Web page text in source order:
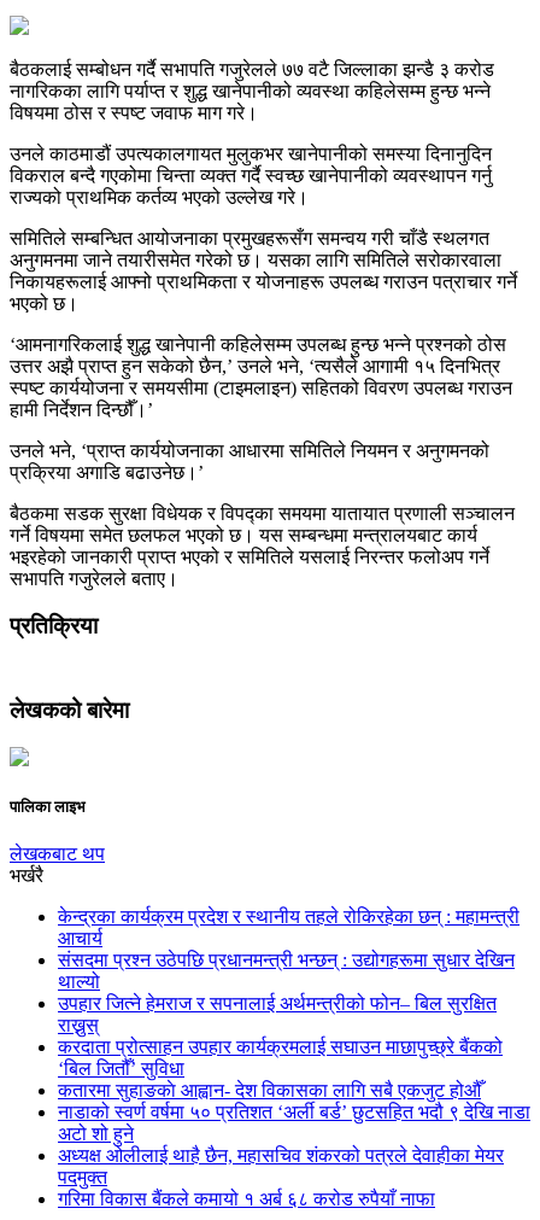
बैठकलाई सम्बोधन गर्दै सभापति गजुरेलले ७७ वटै जिल्लाका झन्डै ३ करोड
नागरिकका लागि पर्याप्त र शुद्ध खानेपानीको व्यवस्था कहिलेसम्म हुन्छ भन्ने
विषयमा ठोस र स्पष्ट जवाफ माग गरे।
उनले काठमाडौं उपत्यकालगायत मुलुकभर खानेपानीको समस्या दिनानुदिन
विकराल बन्दै गएकोमा चिन्ता व्यक्त गर्दै स्वच्छ खानेपानीको व्यवस्थापन गर्नु
राज्यको प्राथमिक कर्तव्य भएको उल्लेख गरे।
समितिले सम्बन्धित आयोजनाका प्रमुखहरूसँग समन्वय गरी चाँडै स्थलगत
अनुगमनमा जाने तयारीसमेत गरेको छ। यसका लागि समितिले सरोकारवाला
निकायहरूलाई आफ्नो प्राथमिकता र योजनाहरू उपलब्ध गराउन पत्राचार गर्ने
भएको छ।
‘आमनागरिकलाई शुद्ध खानेपानी कहिलेसम्म उपलब्ध हुन्छ भन्ने प्रश्नको ठोस
उत्तर अझै प्राप्त हुन सकेको छैन,’ उनले भने, ‘त्यसैले आगामी १५ दिनभित्र
स्पष्ट कार्ययोजना र समयसीमा (टाइमलाइन) सहितको विवरण उपलब्ध गराउन
हामी निर्देशन दिन्छौँ।’
उनले भने, ‘प्राप्त कार्ययोजनाका आधारमा समितिले नियमन र अनुगमनको
प्रक्रिया अगाडि बढाउनेछ।’
बैठकमा सडक सुरक्षा विधेयक र विपद्का समयमा यातायात प्रणाली सञ्चालन
गर्ने विषयमा समेत छलफल भएको छ। यस सम्बन्धमा मन्त्रालयबाट कार्य
भइरहेको जानकारी प्राप्त भएको र समितिले यसलाई निरन्तर फलोअप गर्ने
सभापति गजुरेलले बताए।
प्रतिक्रिया
लेखकको बारेमा
पालिका लाइभ
लेखकबाट थप
भर्खरै
केन्द्रका कार्यक्रम प्रदेश र स्थानीय तहले रोकिरहेका छन् : महामन्त्री
आचार्य
संसदमा प्रश्न उठेपछि प्रधानमन्त्री भन्छन् : उद्योगहरूमा सुधार देखिन
थाल्यो
उपहार जित्ने हेमराज र सपनालाई अर्थमन्त्रीको फोन– बिल सुरक्षित
राख्नुस्
करदाता प्रोत्साहन उपहार कार्यक्रमलाई सघाउन माछापुच्छ्रे बैंकको
‘बिल जितौँ’ सुविधा
कतारमा सुहाङकाे आह्वान- देश विकासका लागि सबै एकजुट होऔँ
नाडाको स्वर्ण वर्षमा ५० प्रतिशत ‘अर्ली बर्ड’ छुटसहित भदौ ९ देखि नाडा
अटो शो हुने
अध्यक्ष ओलीलाई थाहै छैन, महासचिव शंकरको पत्रले देवाहीका मेयर
पदमुक्त
गरिमा विकास बैंकले कमायो १ अर्ब ६८ करोड रुपैयाँ नाफा